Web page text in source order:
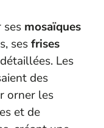
ses mosaïques
sesfrises
détaillées. Les
des
orner les
et de